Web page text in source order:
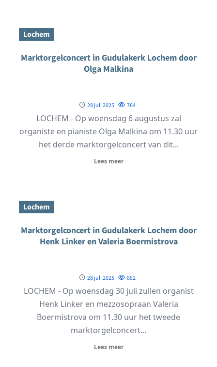
Lochem
Marktorgelconcert in Gudulakerk Lochem door
Olga Malkina
28 juli 2025 764
LOCHEM - Op woensdag 6 augustus zal
organiste en pianiste Olga Malkina om 11.30 uur
het derde marktorgelconcert van dit...
Lees meer
Lochem
Marktorgelconcert in Gudulakerk Lochem door
Henk Linker en Valeria Boermistrova
28 juli 2025 882
LOCHEM - Op woensdag 30 juli zullen organist
Henk Linker en mezzosopraan Valeria
Boermistrova om 11.30 uur het tweede
marktorgelconcert...
Lees meer